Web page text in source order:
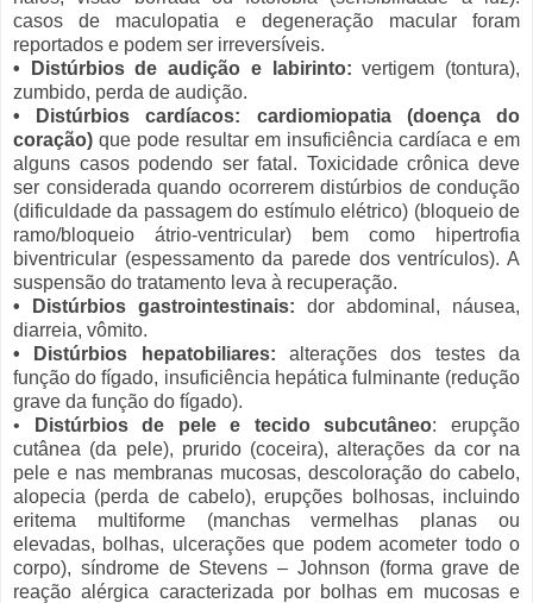
casos de maculopatia e degeneração macular foram
reportados e podem ser irreversíveis.
• Distúrbios de audição e labirinto: vertigem (tontura),
zumbido, perda de audição.
• Distúrbios cardíacos: cardiomiopatia (doença do
coração) que pode resultar em insuficiência cardíaca e em
alguns casos podendo ser fatal. Toxicidade crônica deve
ser considerada quando ocorrerem distúrbios de condução
(dificuldade da passagem do estímulo elétrico) (bloqueio de
ramo/bloqueio átrio-ventricular) bem como hipertrofia
biventricular (espessamento da parede dos ventrículos). A
suspensão do tratamento leva à recuperação.
• Distúrbios gastrointestinais: dor abdominal, náusea,
diarreia, vômito.
• Distúrbios hepatobiliares: alterações dos testes da
função do fígado, insuficiência hepática fulminante (redução
grave da função do fígado).
• Distúrbios de pele e tecido subcutâneo: erupção
cutânea (da pele), prurido (coceira), alterações da cor na
pele e nas membranas mucosas, descoloração do cabelo,
alopecia (perda de cabelo), erupções bolhosas, incluindo
eritema multiforme (manchas vermelhas planas ou
elevadas, bolhas, ulcerações que podem acometer todo o
corpo), síndrome de Stevens – Johnson (forma grave de
reação alérgica caracterizada por bolhas em mucosas e